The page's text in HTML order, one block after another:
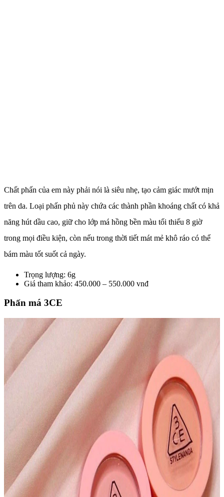
Chất phấn của em này phải nói là siêu nhẹ, tạo cảm giác mướt mịn
trên da. Loại phấn phủ này chứa các thành phần khoáng chất có khả
năng hút dầu cao, giữ cho lớp má hồng bền màu tối thiếu 8 giờ
trong mọi điều kiện, còn nếu trong thời tiết mát mẻ khô ráo có thể
bám màu tốt suốt cả ngày.
Trọng lượng: 6g
Giá tham khảo: 450.000 – 550.000 vnđ
Phấn má 3CE